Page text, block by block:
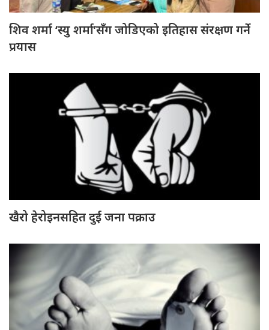
शिव शर्मा ‘स्यु शर्मा’सँग जोडिएको इतिहास संरक्षण गर्ने
प्रयास
खैरो हेरोइनसहित दुई जना पक्राउ